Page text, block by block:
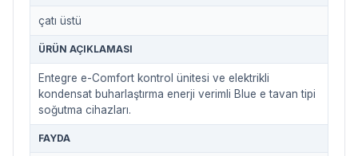
çatı üstü
ÜRÜN AÇIKLAMASI
Entegre e-Comfort kontrol ünitesi ve elektrikli
kondensat buharlaştırma enerji verimli Blue e tavan tipi
soğutma cihazları.
FAYDA